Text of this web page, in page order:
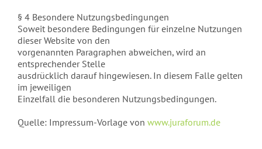
§ 4 Besondere Nutzungsbedingungen
Soweit besondere Bedingungen für einzelne Nutzungen
dieser Website von den
vorgenannten Paragraphen abweichen, wird an
entsprechender Stelle
ausdrücklich darauf hingewiesen. In diesem Falle gelten
im jeweiligen
Einzelfall die besonderen Nutzungsbedingungen.
Quelle: Impressum-Vorlage von www.juraforum.de